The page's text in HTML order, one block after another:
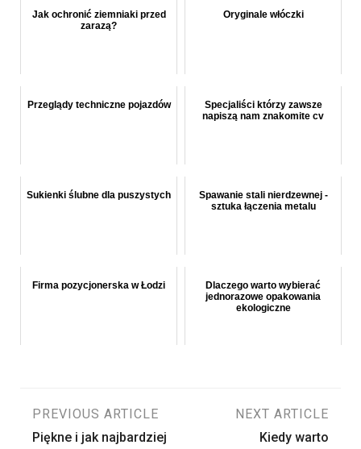
Jak ochronić ziemniaki przed
zarazą?
Oryginale włóczki
Przeglądy techniczne pojazdów
Specjaliści którzy zawsze
napiszą nam znakomite cv
Sukienki ślubne dla puszystych
Spawanie stali nierdzewnej -
sztuka łączenia metalu
Firma pozycjonerska w Łodzi
Dlaczego warto wybierać
jednorazowe opakowania
ekologiczne
Nawigacja
PREVIOUS ARTICLE
Piękne i jak najbardziej
NEXT ARTICLE
Kiedy warto